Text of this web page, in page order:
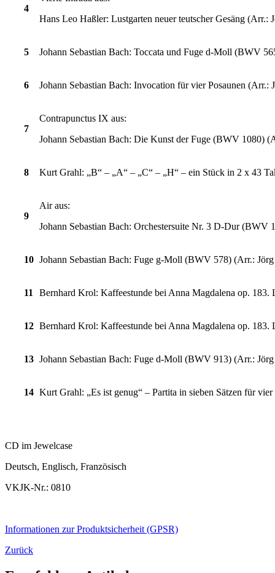
4
Hans Leo Haßler: Lustgarten neuer teutscher Gesäng (Arr.:
5 Johann Sebastian Bach: Toccata und Fuge d-Moll (BWV
6 Johann Sebastian Bach: Invocation für vier Posaunen (Arr.:
7
Contrapunctus IX aus:
Johann Sebastian Bach: Die Kunst der Fuge (BWV 1080)
8 Kurt Grahl: „B“ – „A“ – „C“ – „H“ – ein Stück in 2 x 43
9
Air aus:
Johann Sebastian Bach: Orchestersuite Nr. 3 D-Dur (BWV
10 Johann Sebastian Bach: Fuge g-Moll (BWV 578) (Arr.:
11 Bernhard Krol: Kaffeestunde bei Anna Magdalena op. 183.
12 Bernhard Krol: Kaffeestunde bei Anna Magdalena op. 183.
13 Johann Sebastian Bach: Fuge d-Moll (BWV 913) (Arr.:
14 Kurt Grahl: „Es ist genug“ – Partita in sieben Sätzen für vier
CD im Jewelcase
Deutsch, Englisch, Französisch
VKJK-Nr.: 0810
Informationen zur Produktsicherheit (GPSR)
Zurück